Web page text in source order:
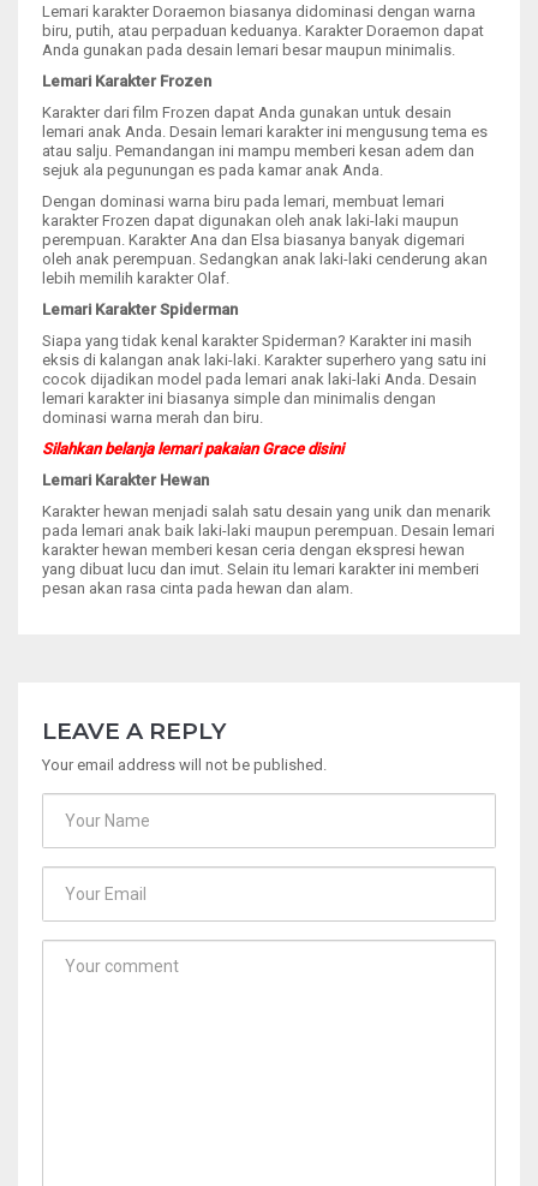
Lemari karakter Doraemon biasanya didominasi dengan warna
biru, putih, atau perpaduan keduanya. Karakter Doraemon dapat
Anda gunakan pada desain lemari besar maupun minimalis.
Lemari Karakter Frozen
Karakter dari film Frozen dapat Anda gunakan untuk desain
lemari anak Anda. Desain lemari karakter ini mengusung tema es
atau salju. Pemandangan ini mampu memberi kesan adem dan
sejuk ala pegunungan es pada kamar anak Anda.
Dengan dominasi warna biru pada lemari, membuat lemari
karakter Frozen dapat digunakan oleh anak laki-laki maupun
perempuan. Karakter Ana dan Elsa biasanya banyak digemari
oleh anak perempuan. Sedangkan anak laki-laki cenderung akan
lebih memilih karakter Olaf.
Lemari Karakter Spiderman
Siapa yang tidak kenal karakter Spiderman? Karakter ini masih
eksis di kalangan anak laki-laki. Karakter superhero yang satu ini
cocok dijadikan model pada lemari anak laki-laki Anda. Desain
lemari karakter ini biasanya simple dan minimalis dengan
dominasi warna merah dan biru.
Silahkan belanja lemari pakaian Grace disini
Lemari Karakter Hewan
Karakter hewan menjadi salah satu desain yang unik dan menarik
pada lemari anak baik laki-laki maupun perempuan. Desain lemari
karakter hewan memberi kesan ceria dengan ekspresi hewan
yang dibuat lucu dan imut. Selain itu lemari karakter ini memberi
pesan akan rasa cinta pada hewan dan alam.
LEAVE A REPLY
Your email address will not be published.